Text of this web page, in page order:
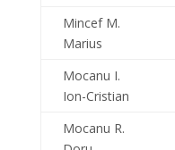
Mincef M.
Marius
Mocanu I.
Ion-Cristian
Mocanu R.